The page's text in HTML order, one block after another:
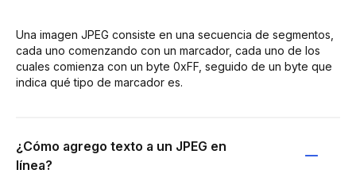
Una imagen JPEG consiste en una secuencia de segmentos,
cada uno comenzando con un marcador, cada uno de los
cuales comienza con un byte 0xFF, seguido de un byte que
indica qué tipo de marcador es.
¿Cómo agrego texto a un JPEG en
línea?